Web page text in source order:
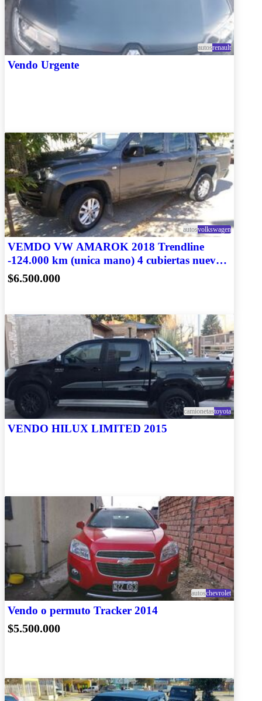
autosrenault
Vendo Urgente
autosvolkswagen
VEMDO VW AMAROK 2018 Trendline
-124.000 km (unica mano) 4 cubiertas nuevas
y accesorios
$6.500.000
camionetastoyota
VENDO HILUX LIMITED 2015
autoschevrolet
Vendo o permuto Tracker 2014
$5.500.000